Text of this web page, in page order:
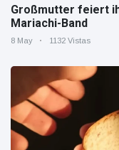
Großmutter feiert
Mariachi-Band
8 May 1132 Vistas